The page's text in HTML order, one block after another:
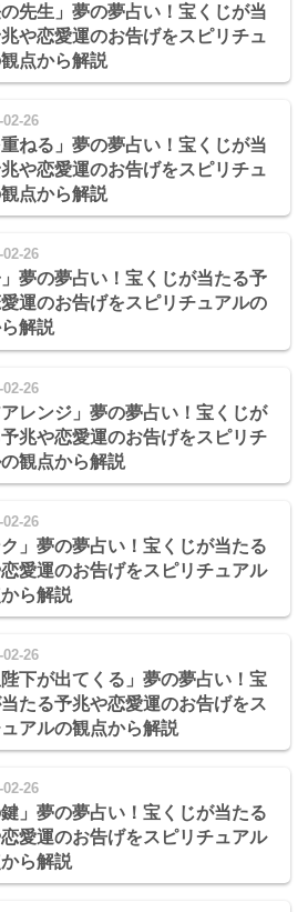
の先生」夢の夢占い！宝くじが当
や恋愛運のお告げをスピリチュ
点から解説
02-26
重ねる」夢の夢占い！宝くじが当
や恋愛運のお告げをスピリチュ
点から解説
02-26
」夢の夢占い！宝くじが当たる予
運のお告げをスピリチュアルの
解説
02-26
アレンジ」夢の夢占い！宝くじが
兆や恋愛運のお告げをスピリチ
観点から解説
02-26
ク」夢の夢占い！宝くじが当たる
愛運のお告げをスピリチュアル
ら解説
02-26
陛下が出てくる」夢の夢占い！宝
当たる予兆や恋愛運のお告げをス
アルの観点から解説
02-26
鍵」夢の夢占い！宝くじが当たる
愛運のお告げをスピリチュアル
ら解説